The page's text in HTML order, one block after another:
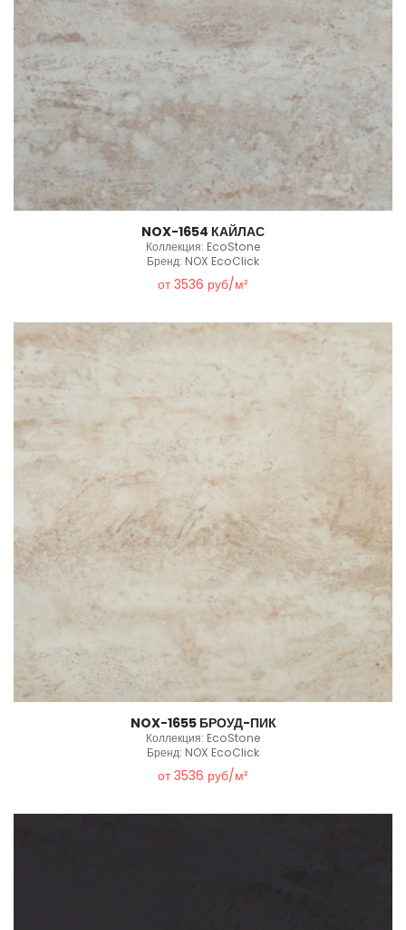
NOX-1654 КАЙЛАС
Коллекция: EcoStone
Бренд: NOX EcoClick
от 3536 руб/м²
NOX-1655 БРОУД-ПИК
Коллекция: EcoStone
Бренд: NOX EcoClick
от 3536 руб/м²